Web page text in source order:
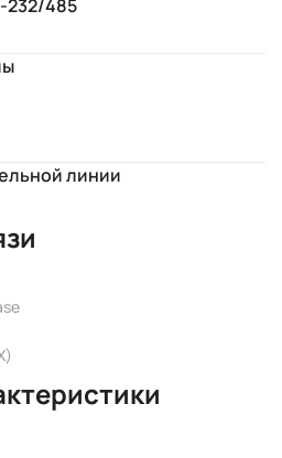
232/485
линии